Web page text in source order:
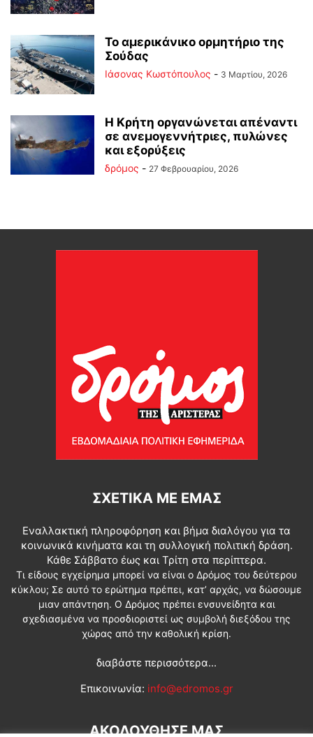
Το αμερικάνικο ορμητήριο της
Σούδας
Ιάσονας Κωστόπουλος - 3 Μαρτίου, 2026
Η Κρήτη οργανώνεται απέναντι
σε ανεμογεννήτριες, πυλώνες
και εξορύξεις
δρόμος - 27 Φεβρουαρίου, 2026
ΣΧΕΤΙΚΆ ΜΕ ΕΜΆΣ
Εναλλακτική πληροφόρηση και βήμα διαλόγου για τα
κοινωνικά κινήματα και τη συλλογική πολιτική δράση.
Κάθε Σάββατο έως και Τρίτη στα περίπτερα.
Τι είδους εγχείρημα μπορεί να είναι ο Δρόμος του δεύτερου
κύκλου; Σε αυτό το ερώτημα πρέπει, κατ’ αρχάς, να δώσουμε
μιαν απάντηση. Ο Δρόμος πρέπει ενσυνείδητα και
σχεδιασμένα να προσδιοριστεί ως συμβολή διεξόδου της
χώρας από την καθολική κρίση.
διαβάστε περισσότερα...
Επικοινωνία: info@edromos.gr
ΑΚΟΛΟΥΘΗΣΕ ΜΑΣ